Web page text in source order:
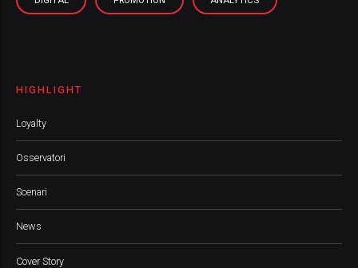
HIGHLIGHT
Loyalty
Osservatori
Scenari
News
Cover Story